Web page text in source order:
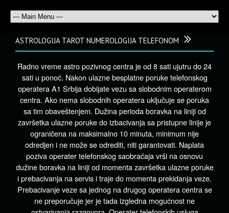
ASTROLOGIJA TAROT NUMEROLOGIJA TELEFONOM
Radno vreme astro pozivnog centra je od 8 sati ujutru do 24
sati u ponoć. Nakon ulazne besplatne poruke telefonskog
operatera A1 Srbija dobijate vezu sa slobodnim operaterom
centra. Ako nema slobodnih operatera uključuje se poruka
sa tim obaveštenjem. Dužina perioda boravka na liniji od
završetka ulazne poruke do izbacivanja sa pristupne linije je
ograničena na maksimalno 10 minuta, minimum nije
odredjen i ne može se odrediti, niti garantovati. Naplata
poziva operater telefonskog saobraćaja vrši na osnovu
dužine boravka na liniji od momenta završetka ulazne poruke
i prebacivanja na servis i traje do momenta prekidanja veze.
Prebacivanje veze sa jednog na drugog operatera centra se
ne preporučuje jer je tada izgledna mogućnost ne